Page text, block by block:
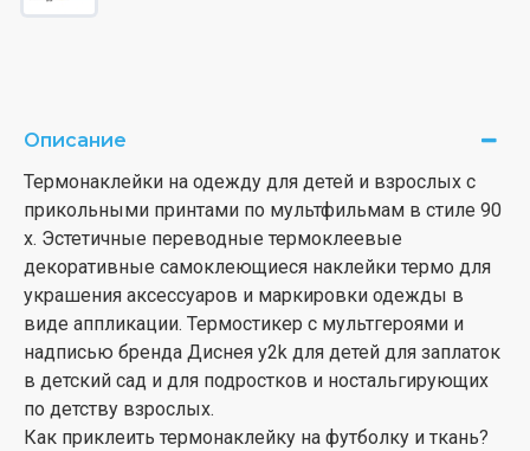
Описание
Термонаклейки на одежду для детей и взрослых с
прикольными принтами по мультфильмам в стиле 90
х. Эстетичные переводные термоклеевые
декоративные самоклеющиеся наклейки термо для
украшения аксессуаров и маркировки одежды в
виде аппликации. Термостикер с мультгероями и
надписью бренда Диснея y2k для детей для заплаток
в детский сад и для подростков и ностальгирующих
по детству взрослых.
Как приклеить термонаклейку на футболку и ткань?